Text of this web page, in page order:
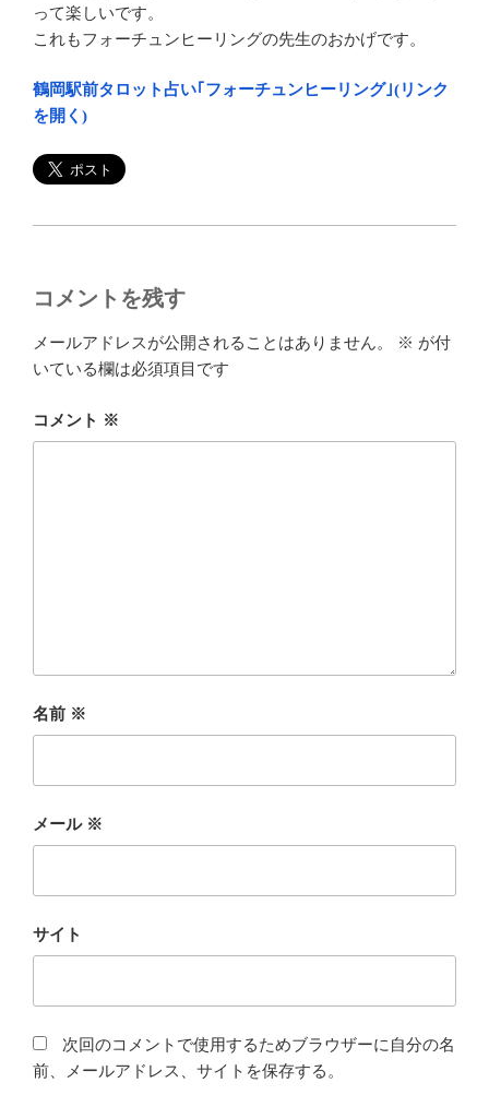
って楽しいです。
これもフォーチュンヒーリングの先生のおかげです。
鶴岡駅前タロット占い｢フォーチュンヒーリング｣(リンク
を開く)
コメントを残す
メールアドレスが公開されることはありません。 ※ が付
いている欄は必須項目です
コメント ※
名前 ※
メール ※
サイト
次回のコメントで使用するためブラウザーに自分の名
前、メールアドレス、サイトを保存する。